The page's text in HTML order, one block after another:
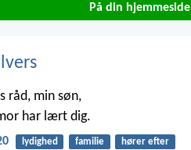
På din hjemmeside
råd, min søn,
har lært dig.
lydighed familie hører efter